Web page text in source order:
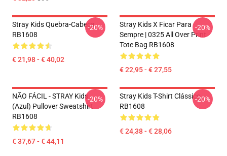
Stray Kids Quebra-Cabeça
RB1608
€ 21,98 - € 40,02
-20%
Stray Kids X Ficar Para
Sempre | 0325 All Over Print
Tote Bag RB1608
€ 22,95 - € 27,55
-20%
NÃO FÁCIL - STRAY Kids
(azul) Pullover Sweatshirt
RB1608
€ 37,67 - € 44,11
-20%
Stray Kids T-Shirt Clássico
RB1608
€ 24,38 - € 28,06
-20%